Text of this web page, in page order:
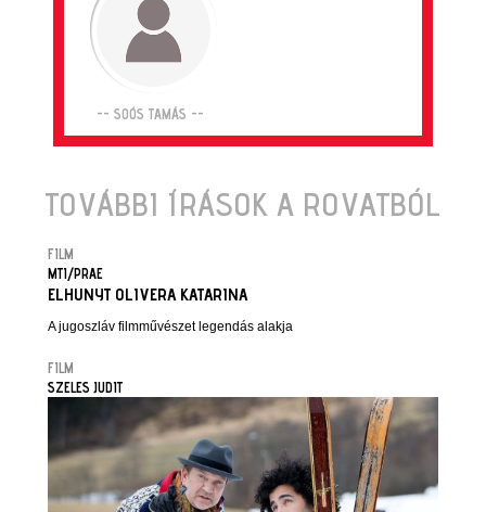
-- SOÓS TAMÁS --
TOVÁBBI ÍRÁSOK A ROVATBÓL
FILM
MTI/PRAE
ELHUNYT OLIVERA KATARINA
A jugoszláv filmművészet legendás alakja
FILM
SZELES JUDIT